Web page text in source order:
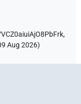
Aug 2026)